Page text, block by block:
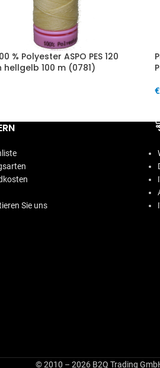
% Polyester ASPO PES 120
hellgelb 100 m (0781)
€
Sie uns
© 2010 – 2026 B2Q Trading